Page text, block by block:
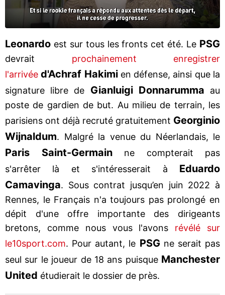
Leonardo est sur tous les fronts cet été. Le PSG
devrait prochainement enregistrer
l'arrivée d'Achraf Hakimien défense, ainsi que la
signature libre de Gianluigi Donnarumma au
poste de gardien de but. Au milieu de terrain, les
parisiens ont déjà recruté gratuitement Georginio
Wijnaldum. Malgré la venue du Néerlandais, le
Paris Saint-Germainne compterait pas
s'arrêter là et s'intéresserait à Eduardo
Camavinga. Sous contrat jusqu’en juin 2022 à
Rennes, le Français n'a toujours pas prolongé en
dépit d'une offre importante des dirigeants
bretons, comme nous vous l'avons révélé sur
le10sport.com. Pour autant, le PSGne serait pas
seul sur le joueur de 18 ans puisque Manchester
United étudierait le dossier de près.